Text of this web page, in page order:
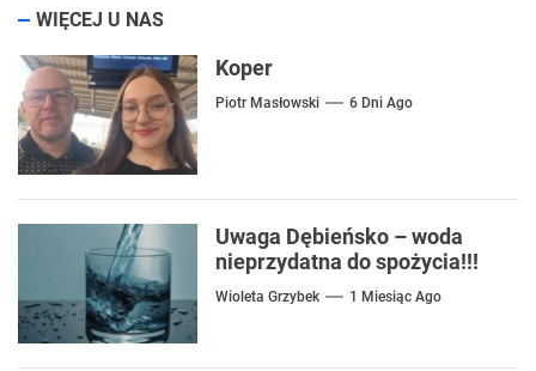
WIĘCEJ U NAS
Koper
Piotr Masłowski 6 Dni Ago
Uwaga Dębieńsko – woda
nieprzydatna do spożycia!!!
Wioleta Grzybek 1 Miesiąc Ago